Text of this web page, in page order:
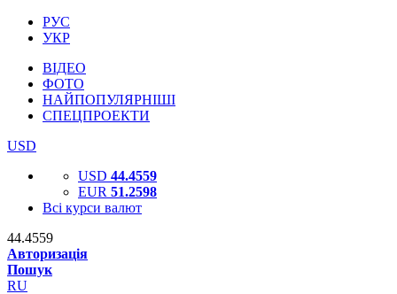
РУС
УКР
ВІДЕО
ФОТО
НАЙПОПУЛЯРНІШІ
СПЕЦПРОЕКТИ
USD
USD 44.4559
EUR 51.2598
Всі курси валют
44.4559
Авторизація
Пошук
RU